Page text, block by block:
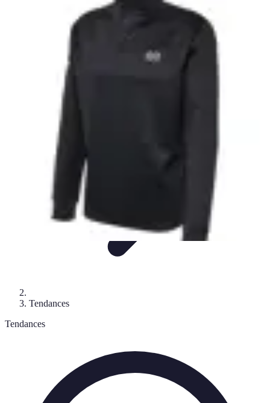
Tendances Équipement
Padel Actu
Tendances
Tendances